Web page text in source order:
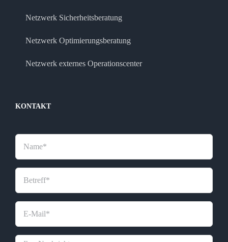
Netzwerk Sicherheitsberatung
Netzwerk Optimierungsberatung
Netzwerk externes Operationscenter
KONTAKT